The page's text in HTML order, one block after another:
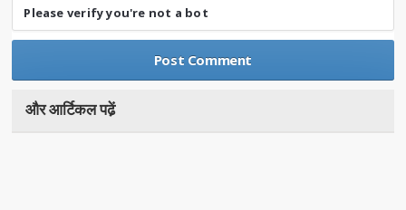
Please verify you're not a bot
और आर्टिकल पढे़ं